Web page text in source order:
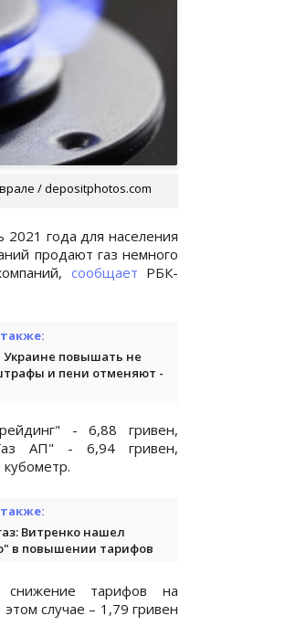
/ depositphotos.com
2021 года для населения
продают газ немного
сообщает РБК-
повышать не
и пени отменяют -
- 6,88 гривен,
АП" - 6,94 гривен,
Витренко нашел
в повышении тарифов
тарифов на
случае – 1,79 гривен